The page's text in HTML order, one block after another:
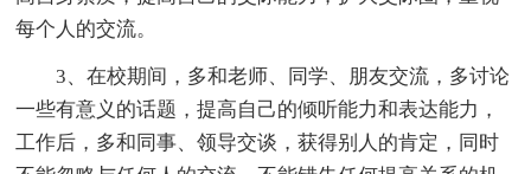
每个人的交流。
3、在校期间，多和老师、同学、朋友交流，多讨论
一些有意义的话题，提高自己的倾听能力和表达能力，
工作后，多和同事、领导交谈，获得别人的肯定，同时